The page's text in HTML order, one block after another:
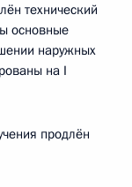
технический
основные
наружных
на I
продлён